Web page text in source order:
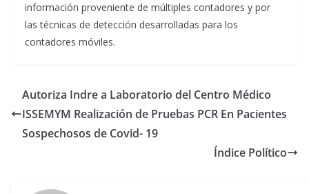
información proveniente de múltiples contadores y por
las técnicas de detección desarrolladas para los
contadores móviles.
Autoriza Indre a Laboratorio del Centro Médico
ISSEMYM Realización de Pruebas PCR En Pacientes
Sospechosos de Covid- 19
Índice Político